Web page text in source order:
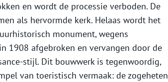
en wordt de processie verboden. De
als hervormde kerk. Helaas wordt het
monument, wegens
1908 afgebroken en vervangen door de
stijl. Dit bouwwerk is tegenwoordig,
van toeristisch vermaak: de zogeheten